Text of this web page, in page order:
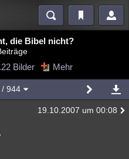
Videos
Mystery Kriminalfälle
die Bibel nicht?
Bilder Mehr
/ 944
19.10.2007 um 00:08